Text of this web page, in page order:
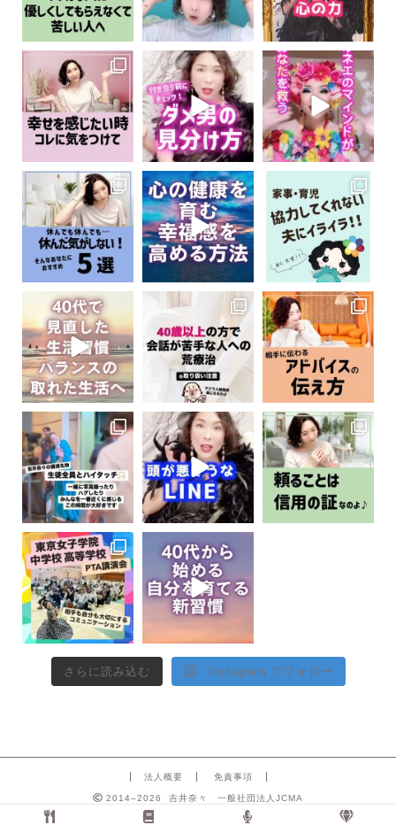
さらに読み込む Instagram でフォロー
法人概要 免責事項
2014–2026 吉井奈々 一般社団法人JCMA